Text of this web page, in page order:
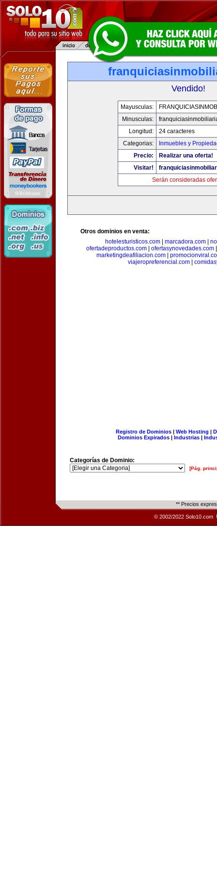
Vendido!
Mayusculas:
Minusculas:
Longitud:
24 caracteres
Categorias:
Inmuebles y
Precio:
Realizar una oferta!
Visitar!
Serán consideradas
Otros dominios en venta:
hotelesturisticos.com
marcadora.com
ofertadeproductos.com| ofertasynovedades.com
marketingdeafiliacion.com|
viajeropreferencial.com
Registro de Dominios| Web Hosting |
Dominios Expirados | Industrias |
Categorías de Dominio:
[Pág.
** Precios
© 2002/2022 Solo10.com